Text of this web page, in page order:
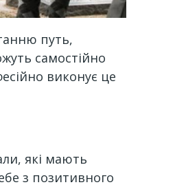
путь,
самостійно
виконує це
які мають
з позитивного